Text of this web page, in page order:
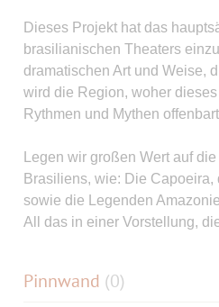
Dieses Projekt hat das
brasilianischen Theaters
dramatischen Art und Weise,
wird die Region, woher
Rythmen und Mythen
Legen wir großen Wert auf
Brasiliens, wie: Die
sowie die Legenden
All das in einer Vorstellung,
Pinnwand (0)